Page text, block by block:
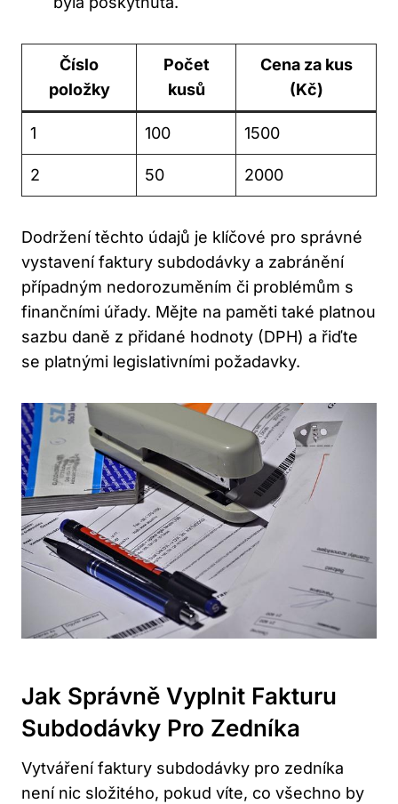
Číslo
položky
Počet
kusů
Cena za kus
(Kč)
1 100 1500
2 50 2000
Dodržení těchto údajů je klíčové pro správné
vystavení faktury subdodávky a zabránění
případným nedorozuměním či problémům s
finančními úřady. Mějte na paměti také platnou
sazbu daně z přidané hodnoty (DPH) a řiďte
se platnými legislativními požadavky.
Jak Správně Vyplnit Fakturu
Subdodávky Pro Zedníka
Vytváření faktury subdodávky pro zedníka
není nic složitého, pokud víte, co všechno by